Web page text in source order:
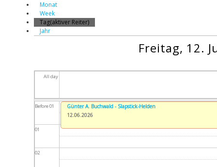
Monat
Week
Tag(aktiver Reiter)
Jahr
Freitag, 12.
All day
Before 01
01
02
Günter A. Buchwald - Slapstick-Helden
12.06.2026